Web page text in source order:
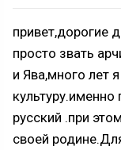
привет,дорогие
просто звать
и Ява,много лет
русский .при
своей